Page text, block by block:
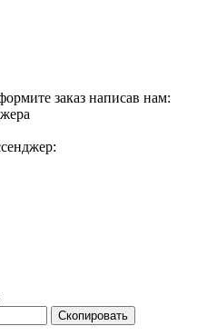
заказ написав нам:
Скопировать